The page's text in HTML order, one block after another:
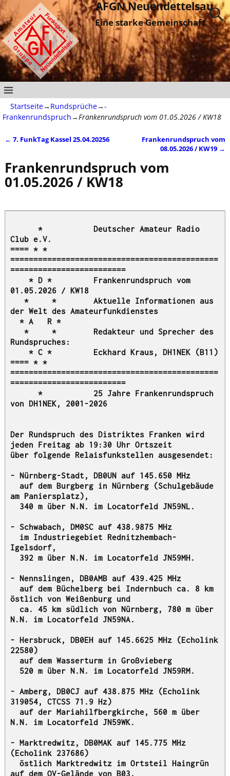
AFGN Neuendettelsau
Eine starke Gemeinschaft
Startseite→ Rundsprüche→-
Frankenrundspruch→Frankenrundspruch vom 01.05.2026 / KW18
← 7. FunkTag Kassel 25.04.20256
Frankenrundspruch vom
08.05.2026 / KW19 →
Frankenrundspruch vom
01.05.2026 / KW18